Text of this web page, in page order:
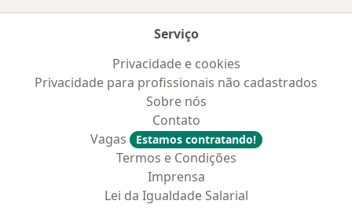
Serviço
Privacidade e cookies
Privacidade para profissionais não cadastrados
Sobre nós
Contato
Vagas
Estamos contratando!
Termos e Condições
Imprensa
Lei da Igualdade Salarial